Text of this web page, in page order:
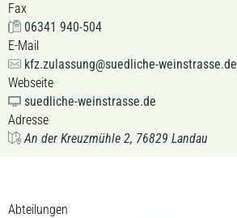
Fax
06341 940-504
E-Mail
kfz.zulassung@suedliche-weinstrasse.de
Webseite
suedliche-weinstrasse.de
Adresse
An der Kreuzmühle 2, 76829 Landau
Abteilungen